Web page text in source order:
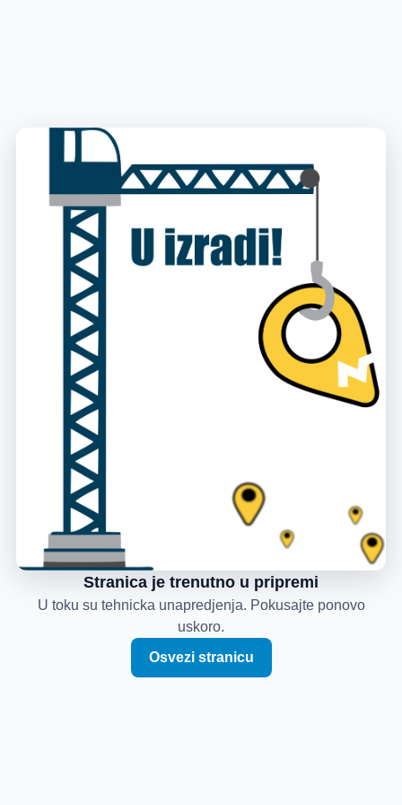
Stranica je trenutno u pripremi
U toku su tehnicka unapredjenja. Pokusajte ponovo
uskoro.
Osvezi stranicu